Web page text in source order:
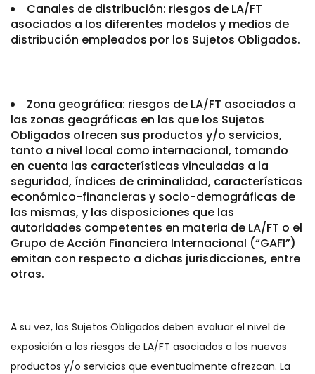
Canales de distribución: riesgos de LA/FT
asociados a los diferentes modelos y medios de
distribución empleados por los Sujetos Obligados.
Zona geográfica: riesgos de LA/FT asociados a
las zonas geográficas en las que los Sujetos
Obligados ofrecen sus productos y/o servicios,
tanto a nivel local como internacional, tomando
en cuenta las características vinculadas a la
seguridad, índices de criminalidad, características
económico-financieras y socio-demográficas de
las mismas, y las disposiciones que las
autoridades competentes en materia de LA/FT o el
Grupo de Acción Financiera Internacional (“GAFI”)
emitan con respecto a dichas jurisdicciones, entre
otras.
A su vez, los Sujetos Obligados deben evaluar el nivel de
exposición a los riesgos de LA/FT asociados a los nuevos
productos y/o servicios que eventualmente ofrezcan. La